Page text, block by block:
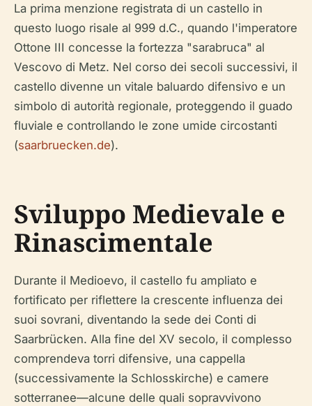
La prima menzione registrata di un castello in
questo luogo risale al 999 d.C., quando l'imperatore
Ottone III concesse la fortezza "sarabruca" al
Vescovo di Metz. Nel corso dei secoli successivi, il
castello divenne un vitale baluardo difensivo e un
simbolo di autorità regionale, proteggendo il guado
fluviale e controllando le zone umide circostanti
(saarbruecken.de).
Sviluppo Medievale e
Rinascimentale
Durante il Medioevo, il castello fu ampliato e
fortificato per riflettere la crescente influenza dei
suoi sovrani, diventando la sede dei Conti di
Saarbrücken. Alla fine del XV secolo, il complesso
comprendeva torri difensive, una cappella
(successivamente la Schlosskirche) e camere
sotterranee—alcune delle quali sopravvivono